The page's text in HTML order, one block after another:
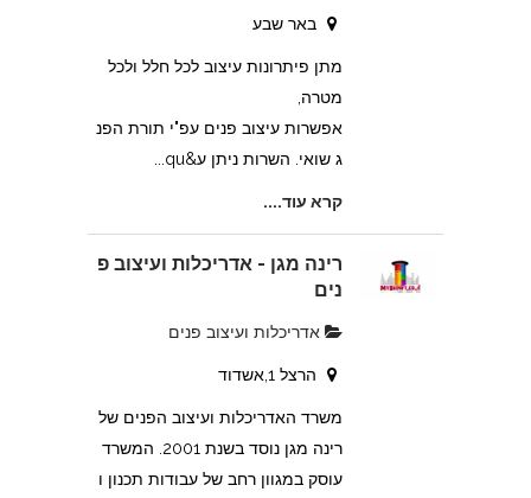
באר שבע
מתן פיתרונות עיצוב לכל חלל ולכל
מטרה,
אפשרות עיצוב פנים עפ"י תורת הפנ
ג שואי. השרות ניתן ע&qu...
קרא עוד....
רינה מגן - אדריכלות ועיצוב פ
נים
אדריכלות ועיצוב פנים
הרצל 1,אשדוד
משרד האדריכלות ועיצוב הפנים של
רינה מגן נוסד בשנת 2001. המשרד
עוסק במגוון רחב של עבודות תכנון ו